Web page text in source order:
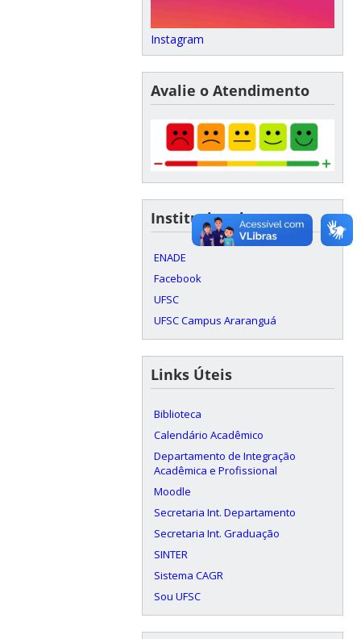
Instagram
Avalie o Atendimento
Institucional
ENADE
Facebook
UFSC
UFSC Campus Araranguá
Links Úteis
Biblioteca
Calendário Acadêmico
Departamento de Integração
Acadêmica e Profissional
Moodle
Secretaria Int. Departamento
Secretaria Int. Graduação
SINTER
Sistema CAGR
Sou UFSC